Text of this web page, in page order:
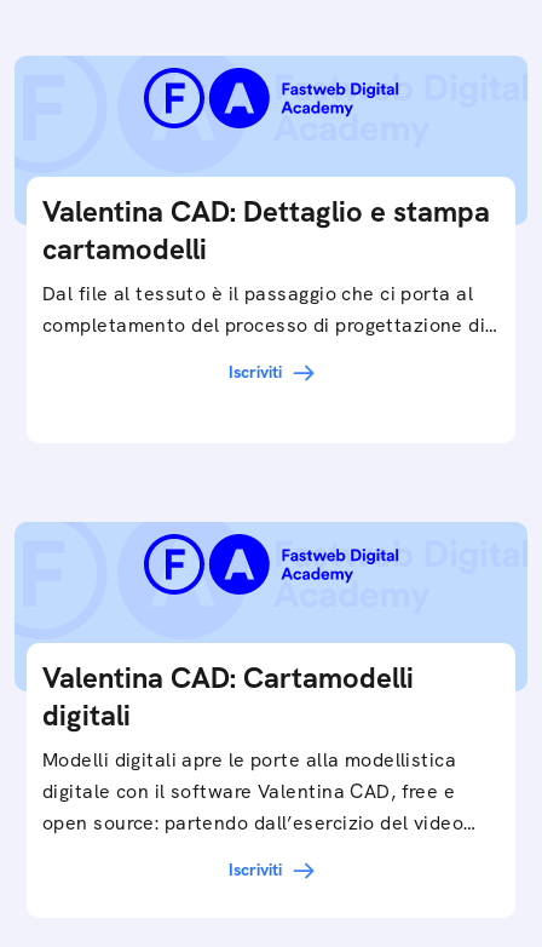
Valentina CAD: Dettaglio e stampa
cartamodelli
Dal file al tessuto è il passaggio che ci porta al
completamento del processo di progettazione di
Iscriviti
Valentina CAD: Cartamodelli
digitali
Modelli digitali apre le porte alla modellistica
digitale con il software Valentina CAD, free e
open source: partendo dall’esercizio del video…
Iscriviti